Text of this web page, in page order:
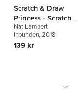
Scratch & Draw
Princess - Scratch
Art Activity Book
Nat Lambert
Inbunden, 2018
139 kr